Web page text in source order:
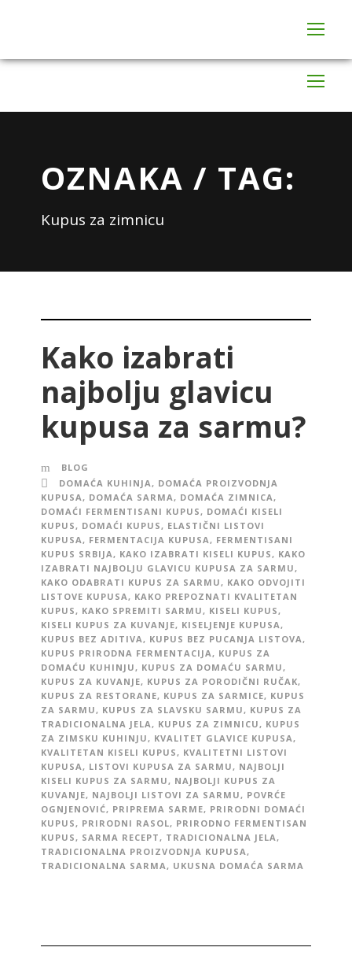
OZNAKA / TAG:
Kupus za zimnicu
Kako izabrati
najbolju glavicu
kupusa za sarmu?
BLOG
DOMAĆA KUHINJA , DOMAĆA PROIZVODNJA
KUPUSA , DOMAĆA SARMA , DOMAĆA ZIMNICA ,
DOMAĆI FERMENTISANI KUPUS , DOMAĆI KISELI
KUPUS , DOMAĆI KUPUS , ELASTIČNI LISTOVI
KUPUSA , FERMENTACIJA KUPUSA , FERMENTISANI
KUPUS SRBIJA , KAKO IZABRATI KISELI KUPUS , KAKO
IZABRATI NAJBOLJU GLAVICU KUPUSA ZA SARMU ,
KAKO ODABRATI KUPUS ZA SARMU , KAKO ODVOJITI
LISTOVE KUPUSA , KAKO PREPOZNATI KVALITETAN
KUPUS , KAKO SPREMITI SARMU , KISELI KUPUS ,
KISELI KUPUS ZA KUVANJE, KISELJENJE KUPUSA ,
KUPUS BEZ ADITIVA , KUPUS BEZ PUCANJA LISTOVA ,
KUPUS PRIRODNA FERMENTACIJA , KUPUS ZA
DOMAĆU KUHINJU , KUPUS ZA DOMAĆU SARMU ,
KUPUS ZA KUVANJE, KUPUS ZA PORODIČNI RUČAK,
KUPUS ZA RESTORANE, KUPUS ZA SARMICE, KUPUS
ZA SARMU , KUPUS ZA SLAVSKU SARMU , KUPUS ZA
TRADICIONALNA JELA , KUPUS ZA ZIMNICU , KUPUS
ZA ZIMSKU KUHINJU , KVALITET GLAVICE KUPUSA ,
KVALITETAN KISELI KUPUS , KVALITETNI LISTOVI
KUPUSA , LISTOVI KUPUSA ZA SARMU , NAJBOLJI
KISELI KUPUS ZA SARMU , NAJBOLJI KUPUS ZA
KUVANJE, NAJBOLJI LISTOVI ZA SARMU , POVRĆE
OGNJENOVIĆ, PRIPREMA SARME, PRIRODNI DOMAĆI
KUPUS , PRIRODNI RASOL, PRIRODNO FERMENTISAN
KUPUS , SARMA RECEPT , TRADICIONALNA JELA ,
TRADICIONALNA PROIZVODNJA KUPUSA ,
TRADICIONALNA SARMA , UKUSNA DOMAĆA SARMA